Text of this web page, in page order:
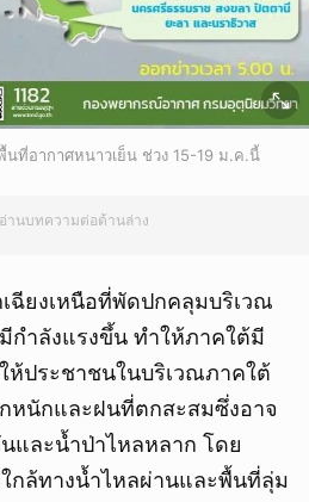
ที่อากาศหนาวเย็น ช่วง 15-19 ม.ค.นี้
นบทความต่อด้านล่าง
ฉียงเหนือที่พัดปกคลุมบริเวณ
กำลังแรงขึ้น ทำให้ภาคใต้มี
ห้ประชาชนในบริเวณภาคใต้
หนักและฝนที่ตกสะสมซึ่งอาจ
และน้ำป่าไหลหลาก โดย
ใกล้ทางน้ำไหลผ่านและพื้นที่ลุ่ม